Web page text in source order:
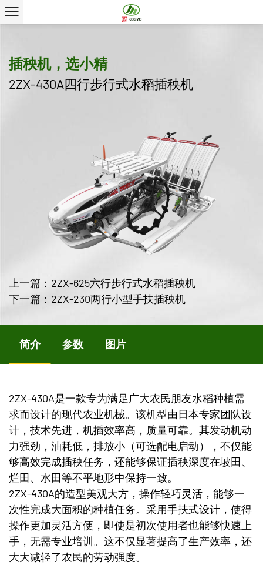
插秧机，选小精
2ZX-430A四行步行式水稻插秧机
上一篇：2ZX-625六行步行式水稻插秧机
下一篇：2ZX-230两行小型手扶插秧机
简介 参数 图片
2ZX-430A是一款专为满足广大农民朋友水稻种植需
求而设计的现代农业机械。该机型由日本专家团队设
计，技术先进，机插效率高，质量可靠。其发动机动
力强劲，油耗低，排放小（可选配电启动），不仅能
够高效完成插秧任务，还能够保证插秧深度在坡田、
烂田、水田等不平地形中保持一致。
2ZX-430A的造型美观大方，操作轻巧灵活，能够一
次性完成大面积的种植任务。采用手扶式设计，使得
操作更加灵活方便，即使是初次使用者也能够快速上
手，无需专业培训。这不仅显著提高了生产效率，还
大大减轻了农民的劳动强度。